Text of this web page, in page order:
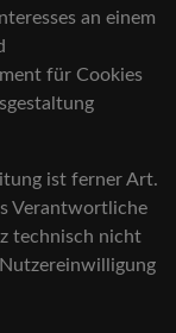
an einem
für Cookies
ist ferner Art.
Verantwortliche
technisch nicht